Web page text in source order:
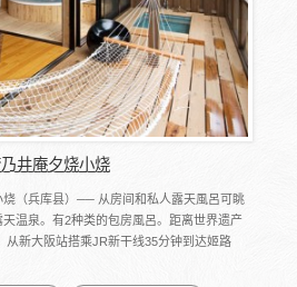
井庵夕烧小烧
（兵库县）── 从房间和私人露天風呂可眺
温泉。有2种类的包房風呂。距离世界遗产
从新大阪站搭乘JR新干线35分钟到达姬路